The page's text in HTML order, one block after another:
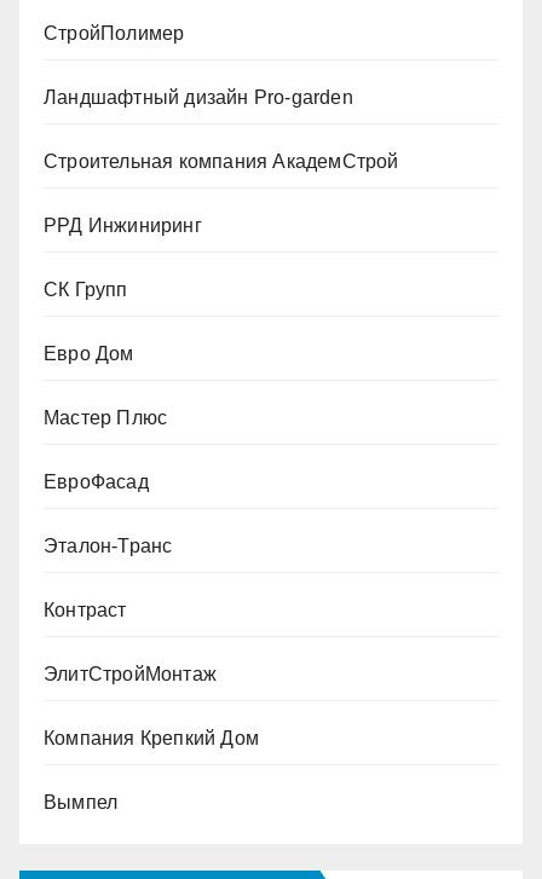
СтройПолимер
Ландшафтный дизайн Pro-garden
Строительная компания АкадемСтрой
РРД Инжиниринг
СК Групп
Евро Дом
Мастер Плюс
ЕвроФасад
Эталон-Транс
Контраст
ЭлитСтройМонтаж
Компания Крепкий Дом
Вымпел